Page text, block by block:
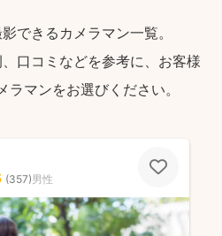
できるカメラマン一覧。
口コミなどを参考に、お客様
ラマンをお選びください。
(357)男性